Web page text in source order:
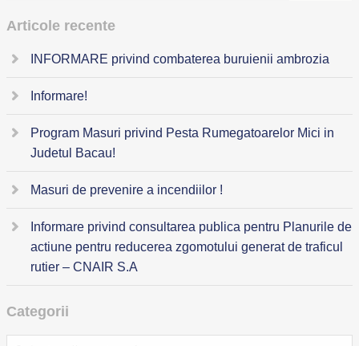
Articole recente
INFORMARE privind combaterea buruienii ambrozia
Informare!
Program Masuri privind Pesta Rumegatoarelor Mici in
Judetul Bacau!
Masuri de prevenire a incendiilor !
Informare privind consultarea publica pentru Planurile de
actiune pentru reducerea zgomotului generat de traficul
rutier – CNAIR S.A
Categorii